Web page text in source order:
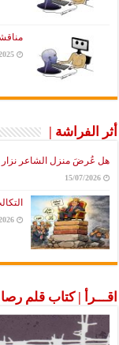
أثر الفراشة |
هل عُرضَ منزل الشاعر نزار
15/07/2026
اقـــرأ | كتاب قلم